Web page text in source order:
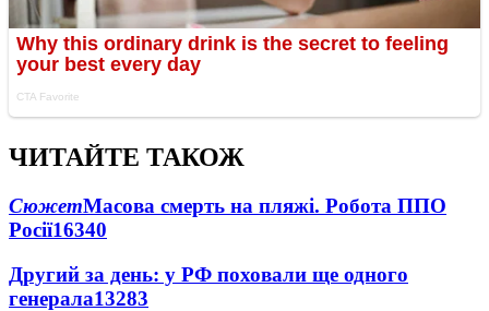
ЧИТАЙТЕ ТАКОЖ
СюжетМасова смерть на пляжі. Робота ППО
Росії16340
Другий за день: у РФ поховали ще одного
генерала13283